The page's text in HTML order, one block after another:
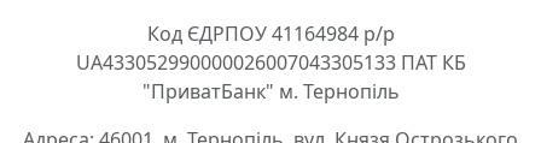
Код ЄДРПОУ 41164984 р/р
UA433052990000026007043305133 ПАТ КБ
"ПриватБанк" м. Тернопіль